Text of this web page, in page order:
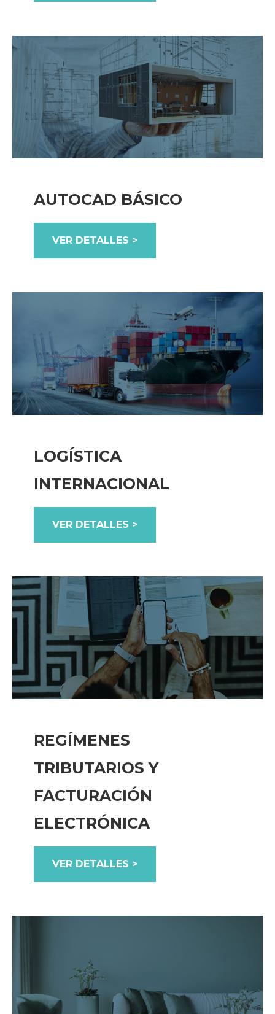
AUTOCAD BÁSICO
VER DETALLES >
LOGÍSTICA
INTERNACIONAL
VER DETALLES >
REGÍMENES
TRIBUTARIOS Y
FACTURACIÓN
ELECTRÓNICA
VER DETALLES >